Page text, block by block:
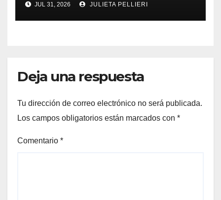
JUL 31, 2026 JULIETA PELLIERI
Deja una respuesta
Tu dirección de correo electrónico no será publicada.
Los campos obligatorios están marcados con *
Comentario *